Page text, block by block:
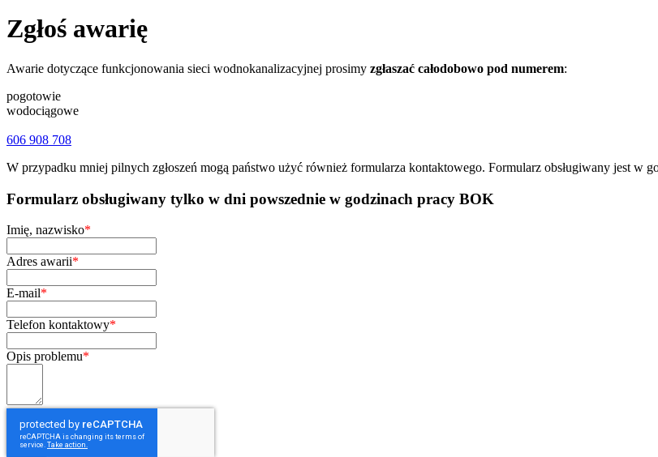
Zgłoś awarię
Awarie dotyczące funkcjonowania sieci wodnokanalizacyjnej prosimy zgłaszać całodobowo pod numerem:
pogotowie
wodociągowe
606 908 708
W przypadku mniej pilnych zgłoszeń mogą państwo użyć również formularza kontaktowego. Formularz obsługiwany jest w
Formularz obsługiwany tylko w dni powszednie w godzinach pracy BOK
Imię, nazwisko*
Adres awarii*
E-mail*
Telefon kontaktowy*
Opis problemu*